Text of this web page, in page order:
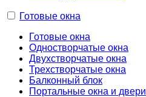
Готовые окна
Готовые окна
Одностворчатые окна
Двухстворчатые окна
Трехстворчатые окна
Балконный блок
Портальные окна и двери